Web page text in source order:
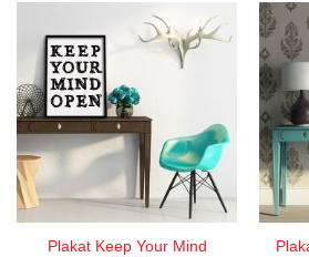
wiele
wariantów.
Opcje
można
wybrać
na
stronie
produktu
Plakat Keep Your Mind